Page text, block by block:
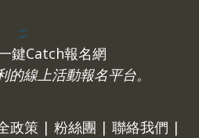
:::
鍵Catch報名網
線上活動報名平台。
政策| 粉絲團 | 聯絡我們 |